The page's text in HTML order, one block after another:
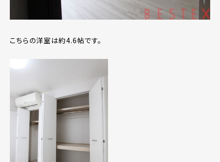
こちらの洋室は約4.6帖です。